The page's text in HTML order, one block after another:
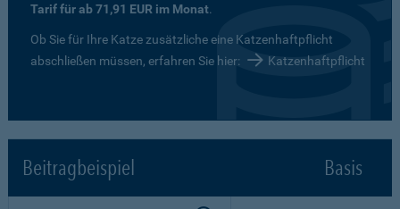
Tarif für ab 71,91 EUR im Monat.
Ob Sie für Ihre Katze zusätzliche eine Katzenhaftpflicht
abschließen müssen, erfahren Sie hier:
Katzenhaftpflicht
Beitragbeispiel Basis